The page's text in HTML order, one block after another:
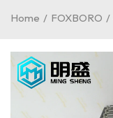
Home / FOXBORO /